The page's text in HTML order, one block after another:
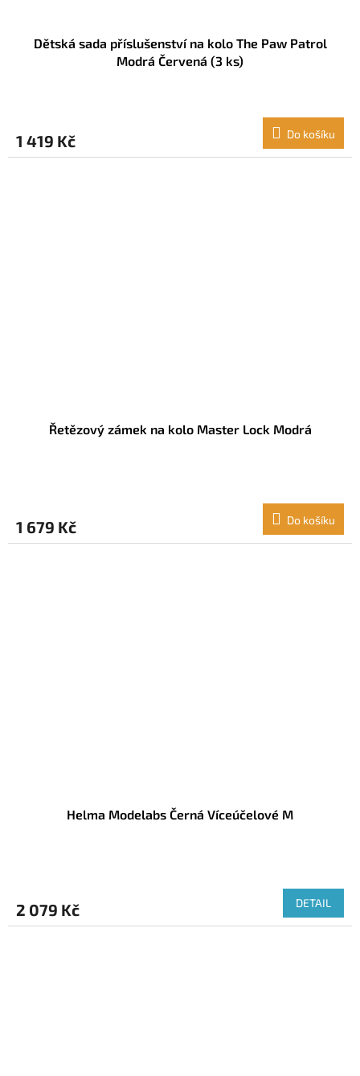
Dětská sada příslušenství na kolo The Paw Patrol
Modrá Červená (3 ks)
1 419 Kč Do košíku
Řetězový zámek na kolo Master Lock Modrá
1 679 Kč Do košíku
Helma Modelabs Černá Víceúčelové M
2 079 Kč DETAIL